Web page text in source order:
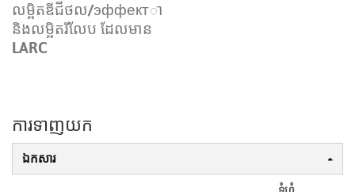
បណ្ដុះបណ្ដាល
ការគាំទ្រ
ភាសា/តំបន់
លម្អិតឌីជីថល/эффектា
និងលម្អិតរីលែប ដែលមាន
LARC
ការទាញយក
ឯកសារ